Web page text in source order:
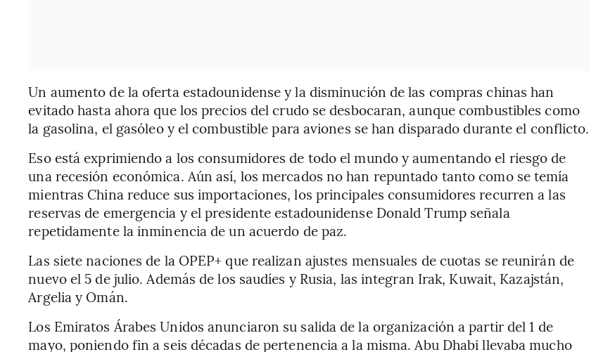
Un aumento de la oferta estadounidense y la disminución de las compras chinas han
evitado hasta ahora que los precios del crudo se desbocaran, aunque combustibles como
la gasolina, el gasóleo y el combustible para aviones se han disparado durante el conflicto.
Eso está exprimiendo a los consumidores de todo el mundo y aumentando el riesgo de
una recesión económica. Aún así, los mercados no han repuntado tanto como se temía
mientras China reduce sus importaciones, los principales consumidores recurren a las
reservas de emergencia y el presidente estadounidense Donald Trump señala
repetidamente la inminencia de un acuerdo de paz.
Las siete naciones de la OPEP+ que realizan ajustes mensuales de cuotas se reunirán de
nuevo el 5 de julio. Además de los saudíes y Rusia, las integran Irak, Kuwait, Kazajstán,
Argelia y Omán.
Los Emiratos Árabes Unidos anunciaron su salida de la organización a partir del 1 de
mayo, poniendo fin a seis décadas de pertenencia a la misma. Abu Dhabi llevaba mucho